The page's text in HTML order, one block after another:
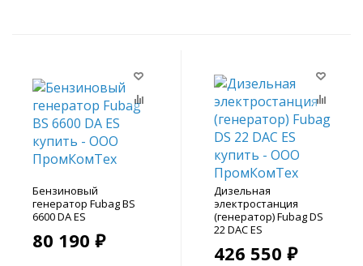
Бензиновый
генератор Fubag BS
6600 DА ES
80 190 ₽
Дизельная
электростанция
(генератор) Fubag DS
22 DAC ES
426 550 ₽